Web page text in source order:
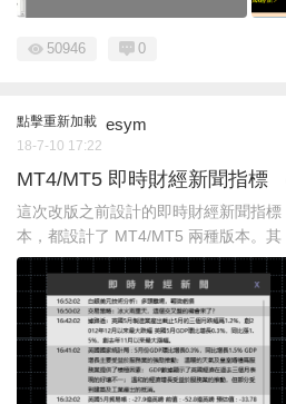
50946 0
點擊重新加載 esym
18-7-10 17:22
MT4/MT5 即時財經新聞指標
這次改版之前設計的即時財經新聞指
本，都設計了 MT4/MT5 兩種版本。其